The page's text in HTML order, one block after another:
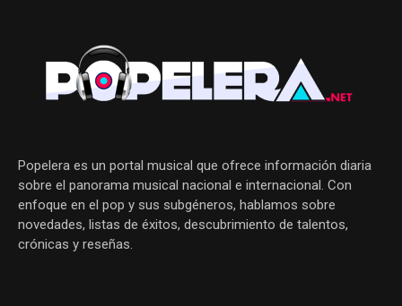
Popelera es un portal musical que ofrece información diaria
sobre el panorama musical nacional e internacional. Con
enfoque en el pop y sus subgéneros, hablamos sobre
novedades, listas de éxitos, descubrimiento de talentos,
crónicas y reseñas.